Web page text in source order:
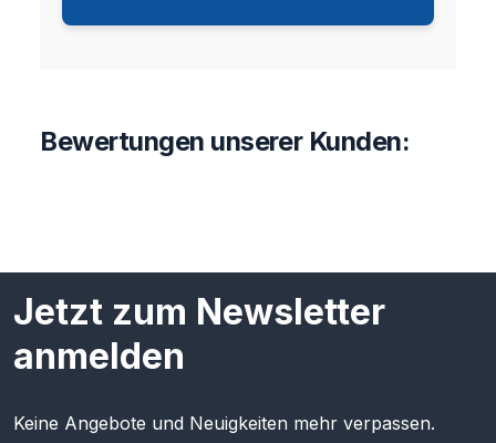
Bewertungen unserer Kunden:
Jetzt zum Newsletter
anmelden
Keine Angebote und Neuigkeiten mehr verpassen.